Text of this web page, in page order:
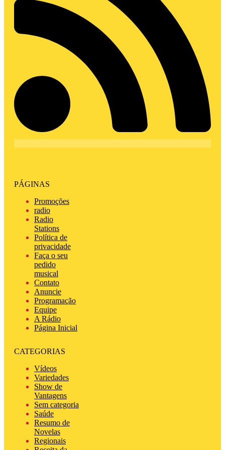
PÁGINAS
Promoções
radio
Radio
Stations
Política de
privacidade
Faça o seu
pedido
musical
Contato
Anuncie
Programação
Equipe
A Rádio
Página Inicial
CATEGORIAS
Vídeos
Variedades
Show de
Vantagens
Sem categoria
Saúde
Resumo de
Novelas
Regionais